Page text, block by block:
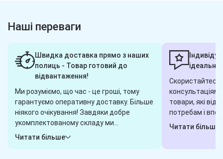
Наші переваги
Швидка доставка прямо з наших
полиць - Товар готовий до
відвантаження!
Ми розуміємо, що час - це гроші, тому
гарантуємо оперативну доставку. Більше
ніякого очікування! Завдяки добре
укомплектованому складу ми
гарантуємо, що обрані вами товари
Читати більше
Скористайтеся
товари, які
потребам і
завжди готові
Читати більше